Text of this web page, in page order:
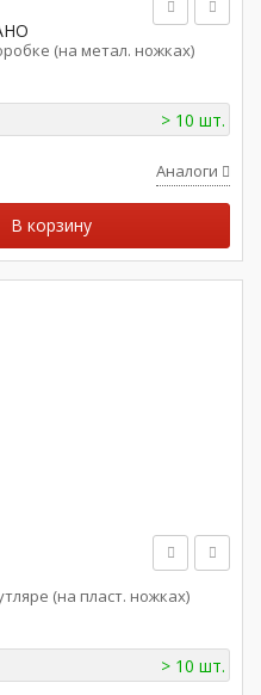
(на метал. ножках)
> 10 шт.
Аналоги
В корзину
(на пласт. ножках)
> 10 шт.